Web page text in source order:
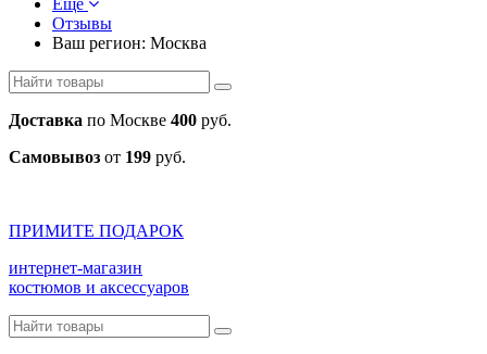
Ещё
Отзывы
Ваш регион: Москва
Доставка по Москве 400 руб.
Самовывоз от 199 руб.
ПРИМИТЕ ПОДАРОК
интернет-магазин
костюмов и аксессуаров